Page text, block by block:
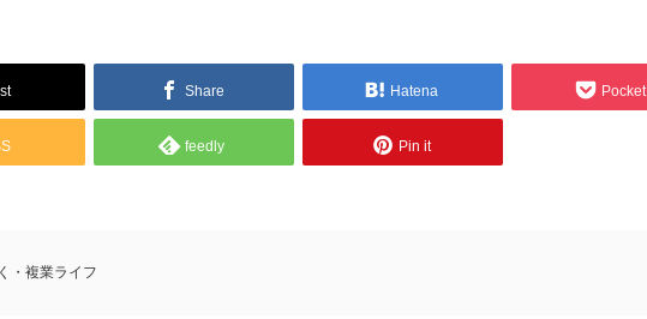
Share Hatena Pocket
feedly Pin it
・複業ライフ